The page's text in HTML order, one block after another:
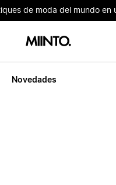
de moda del mundo en
Novedades